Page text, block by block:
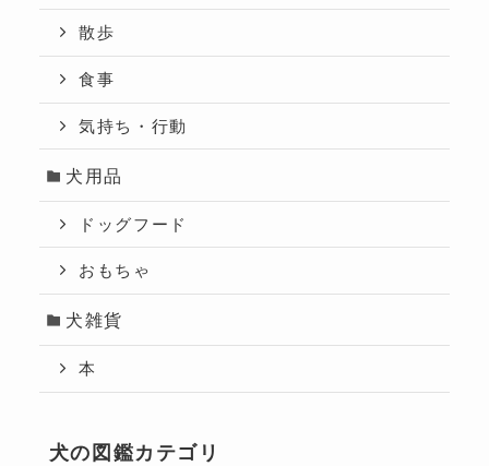
散歩
食事
気持ち・行動
犬用品
ドッグフード
おもちゃ
犬雑貨
本
犬の図鑑カテゴリ